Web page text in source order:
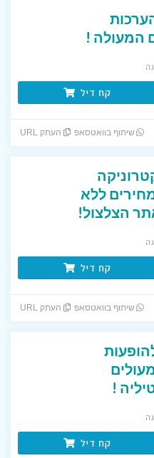
המעולה !
קח דיל
שיתוף בוואטסאפ העתק URL
ללא
הצלצול!
קח דיל
שיתוף בוואטסאפ העתק URL
!
קח דיל